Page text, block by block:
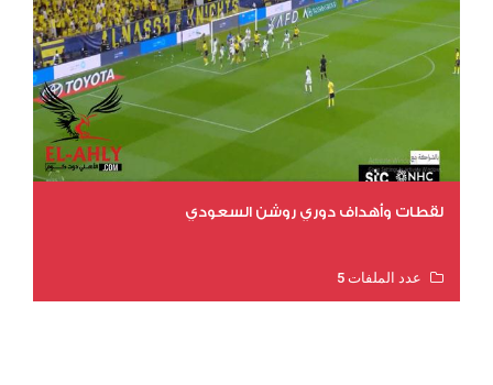
لقطات وأهداف دوري روشن السعودي
عدد الملفات 5